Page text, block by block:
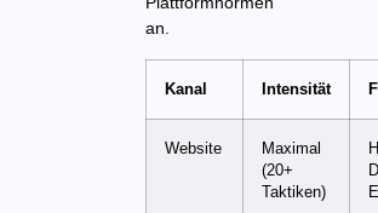
an.
Kanal Intensität
Website
Maximal
(20+
Taktiken)